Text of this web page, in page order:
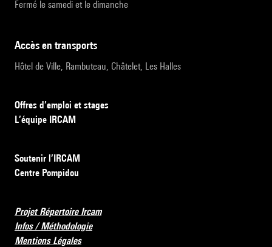
Fermé le samedi et le dimanche
accès en transports
Hôtel de Ville, Rambuteau, Châtelet, Les Halles
Offres d’emploi et stages
L’équipe IRCAM
Soutenir l’IRCAM
Centre Pompidou
Projet Répertoire Ircam
Infos / Méthodologie
Mentions Légales